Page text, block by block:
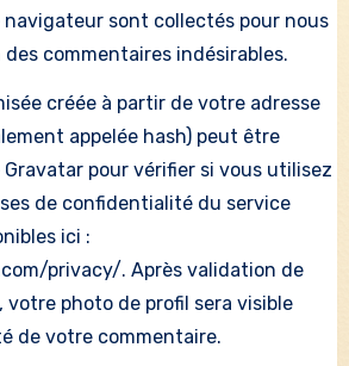
sont collectés pour nous
commentaires indésirables.
créée à partir de votre adresse
appelée hash) peut être
pour vérifier si vous utilisez
de confidentialité du service
ici :
privacy/. Après validation de
photo de profil sera visible
de votre commentaire.